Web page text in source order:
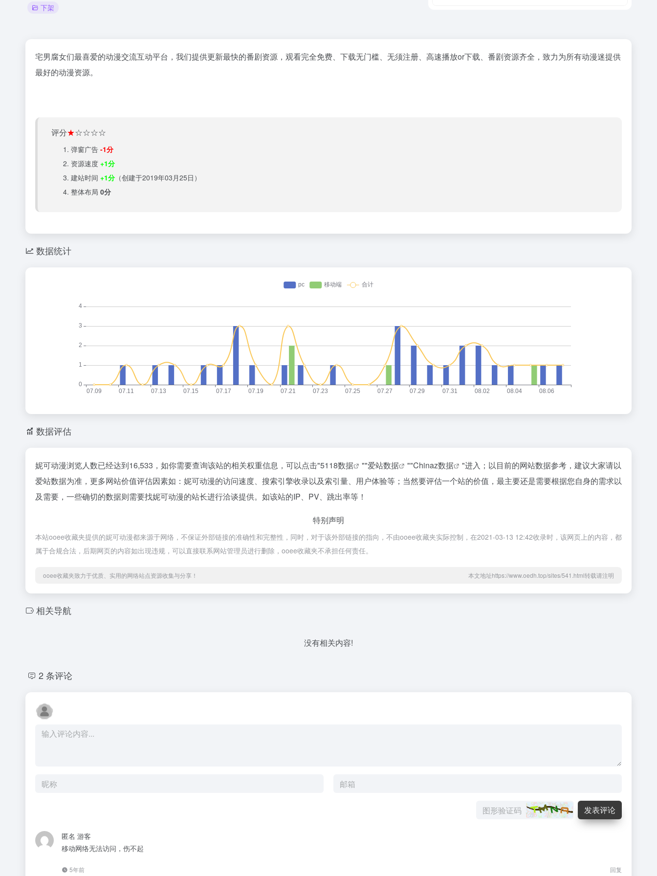
下架
宅男腐女们最喜爱的动漫交流互动平台，我们提供更新最快的番剧资源，观看完全免费、下载无门槛、无须注册、高速播放or下载、番剧资源齐全，致力为所有动漫迷提供
最好的动漫资源。
评分★☆☆☆☆
弹窗广告 -1分
资源速度 +1分
建站时间 +1分 （创建于2019年03月25日）
整体布局 0分
数据统计
数据评估
妮可动漫浏览人数已经达到16,533，如你需要查询该站的相关权重信息，可以点击"5118数据 ""爱站数据 ""Chinaz数据
"进入；以目前的网站数据参考，建议大家请以
爱站数据为准，更多网站价值评估因素如：妮可动漫的访问速度、搜索引擎收录以及索引量、用户体验等；当然要评估一个站的价值，最主要还是需要根据您自身的需求以
及需要，一些确切的数据则需要找妮可动漫的站长进行洽谈提供。如该站的IP、PV、跳出率等！
特别声明
本站ooee收藏夹提供的妮可动漫都来源于网络，不保证外部链接的准确性和完整性，同时，对于该外部链接的指向，不由ooee收藏夹实际控制，在2021-03-13 12:42收录时，该网页上的内容，都
属于合规合法，后期网页的内容如出现违规，可以直接联系网站管理员进行删除，ooee收藏夹不承担任何责任。
ooee收藏夹致力于优质、实用的网络站点资源收集与分享！ 本文地址https://www.oedh.top/sites/541.html转载请注明
相关导航
没有相关内容!
2 条评论
发表评论
匿名 游客
移动网络无法访问，伤不起
5年前 回复